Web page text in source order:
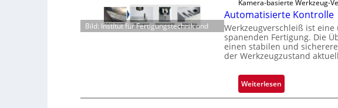
o
n
H
a
i
l
o
i
g
u
n
g
a
u
s
s
s
i
g
e
r
u
c
Bild: Institut für Fertigungstechnik und
Kamera-basierte Werkzeug-
Automatisierte Kontrolle
Werkzeugverschleiß ist
spanenden Fertigung. Die
einen stabilen und
der Werkzeugzustand
Weiterlesen:
A